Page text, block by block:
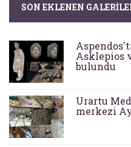
SON EKLENEN
Asklepios
bulundu
Urartu
merkezi